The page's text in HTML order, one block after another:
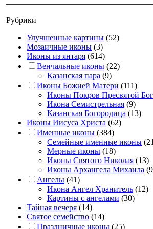
Рубрики
Улучшенные картины (52)
Мозаичные иконы (3)
Иконы из янтаря (614)
Венчальные иконы (22)
Казанская пара (9)
Иконы Божией Матери (111)
Иконы Покров Пресвятой
Икона Семистрельная (9)
Казанская Богородица (13)
Иконы Иисуса Христа (62)
Именные иконы (384)
Семейные именные иконы
Мерные иконы (18)
Иконы Святого Николая (13)
Иконы Архангела Михаила
Ангелы (41)
Икона Ангел Хранитель (12)
Картины с ангелами (30)
Тайная вечеря (14)
Святое семейство (14)
Праздничные иконы (25)